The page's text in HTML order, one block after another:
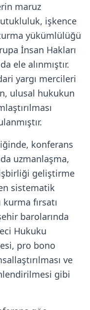
maruz
işkence
yükümlülüğü
İnsan Hakları
ele alınmıştır.
yargı mercileri
ulusal hukukun
konferans
uzmanlaşma,
geliştirme
sistematik
fırsatı
barolarında
Hukuku
pro bono
ve
gibi